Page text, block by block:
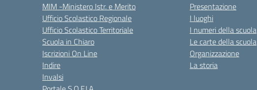
MIM -Ministero Istr. e Merito
Ufficio Scolastico Regionale
Ufficio Scolastico Territoriale
Scuola in Chiaro
Iscrizioni On Line
Indire
Invalsi
Presentazione
I luoghi
I numeri della scuola
Le carte della scuola
Organizzazione
La storia